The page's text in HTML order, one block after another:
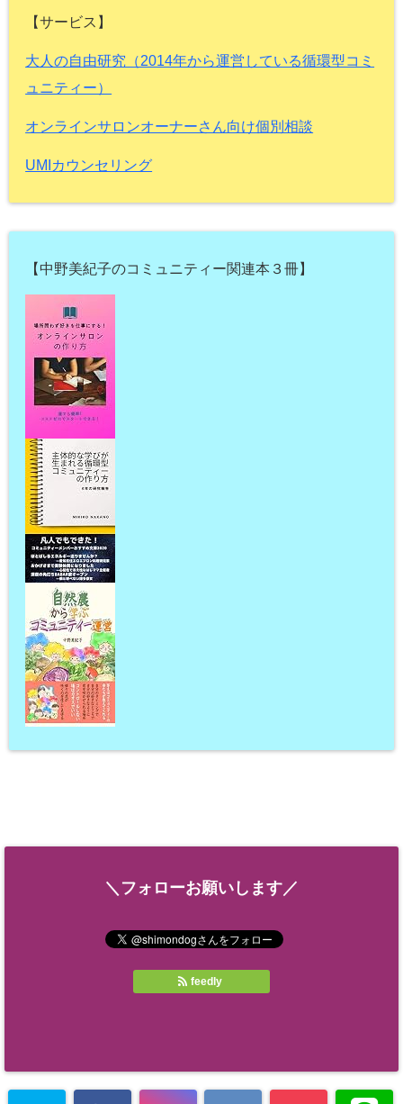
【サービス】
大人の自由研究（2014年から運営している循環型コミ
ュニティー）
オンラインサロンオーナーさん向け個別相談
UMIカウンセリング
【中野美紀子のコミュニティー関連本３冊】
＼フォローお願いします／
feedly